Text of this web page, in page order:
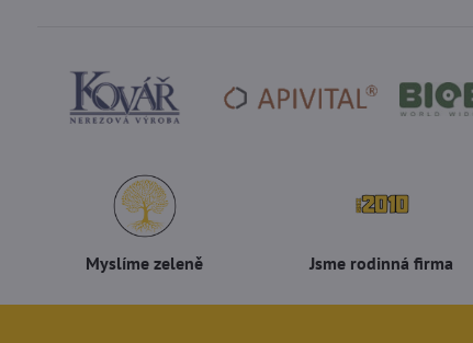
Myslíme zeleně Jsme rodinná firma